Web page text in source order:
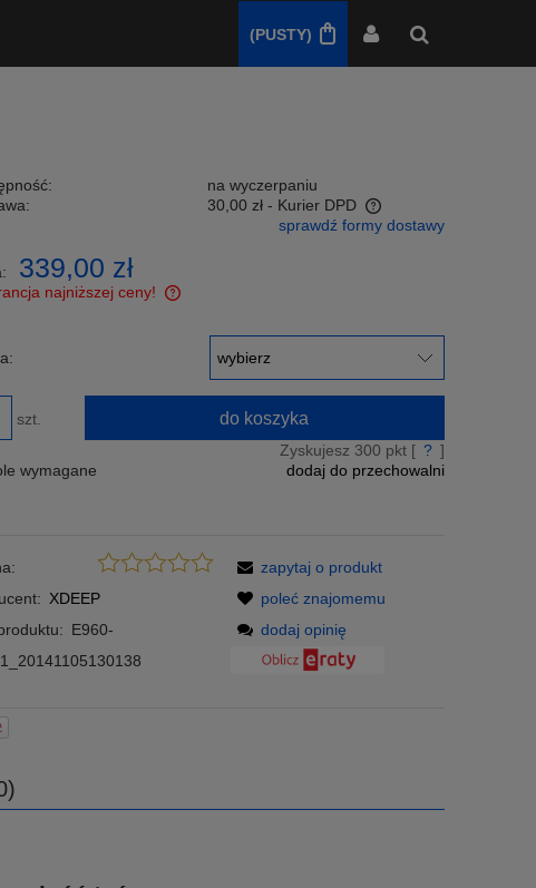
(PUSTY)
na wyczerpaniu
30,00 zł - Kurier DPD
Cena nie zawiera ewentualnych kosztów
płatności
sprawdź formy dostawy
339,00 zł
najniższej ceny!
różnicę w cenie!
szt. do koszyka
Zyskujesz 300 pkt [ ? ]
dodaj do przechowalni
wymagane
XDEEP
E960-
zapytaj o produkt
poleć znajomemu
dodaj opinię